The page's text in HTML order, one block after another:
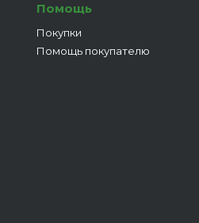
Помощь
Покупки
Помощь покупателю